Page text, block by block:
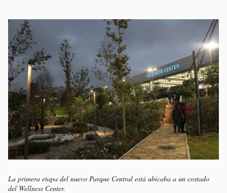
La primera etapa del nuevo Parque Central está ubicaba a un costado
del Wellness Center.